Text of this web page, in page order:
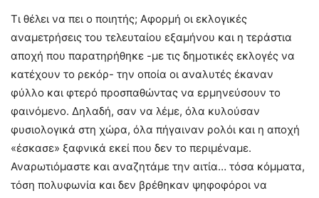
Τι θέλει να πει ο ποιητής; Αφορμή οι εκλογικές
αναμετρήσεις του τελευταίου εξαμήνου και η τεράστια
αποχή που παρατηρήθηκε -με τις δημοτικές εκλογές να
κατέχουν το ρεκόρ- την οποία οι αναλυτές έκαναν
φύλλο και φτερό προσπαθώντας να ερμηνεύσουν το
φαινόμενο. Δηλαδή, σαν να λέμε, όλα κυλούσαν
φυσιολογικά στη χώρα, όλα πήγαιναν ρολόι και η αποχή
«έσκασε» ξαφνικά εκεί που δεν το περιμέναμε.
Αναρωτιόμαστε και αναζητάμε την αιτία… τόσα κόμματα,
τόση πολυφωνία και δεν βρέθηκαν ψηφοφόροι να